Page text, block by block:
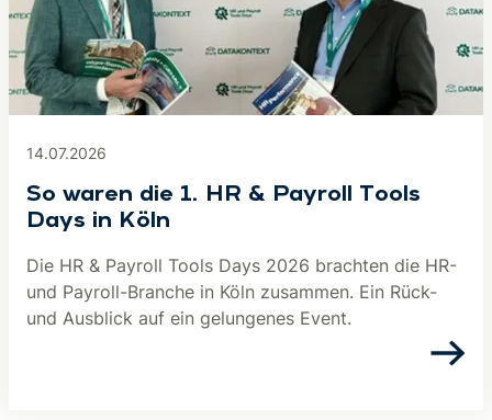
14.07.2026
So waren die 1. HR & Payroll Tools
Days in Köln
Die HR & Payroll Tools Days 2026 brachten die HR-
und Payroll-Branche in Köln zusammen. Ein Rück-
und Ausblick auf ein gelungenes Event.